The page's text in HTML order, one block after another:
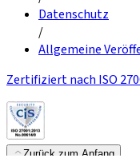
Datenschutz
/
Allgemeine
Zertifiziert nach ISO
Zurück zum Anfang